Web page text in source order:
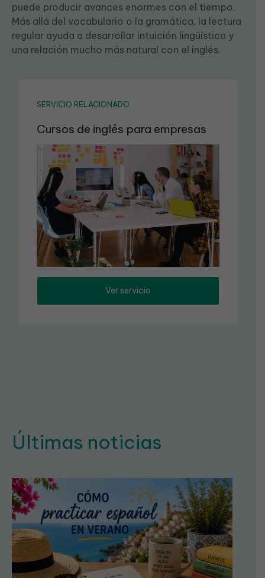
puede producir avances enormes con el tiempo.
Más allá del vocabulario o la gramática, la lectura
regular ayuda a desarrollar intuición lingüística y
una relación mucho más natural con el inglés.
SERVICIO RELACIONADO
Cursos de inglés para empresas
Ver servicio
Últimas noticias